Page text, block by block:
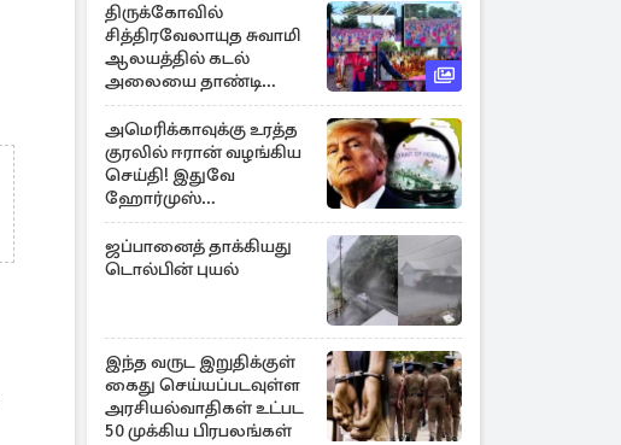
திருக்கோவில்
சித்திரவேலாயுத சுவாமி
ஆலயத்தில் கடல்
அலையை தாண்டி
ஒலித்த மாணவர்களின்
கால் சலங்கை ஓசை
அமெரிக்காவுக்கு உரத்த
குரலில் ஈரான் வழங்கிய
செய்தி! இதுவே
ஹோர்முஸ்
திறப்புக்கான நிபந்தனை
ஜப்பானைத் தாக்கியது
டொல்பின் புயல்
இந்த வருட இறுதிக்குள்
கைது செய்யப்படவுள்ள
அரசியல்வாதிகள் உட்பட
50 முக்கிய பிரபலங்கள்